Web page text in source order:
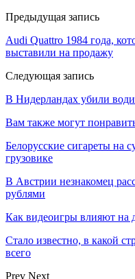
Предыдущая запись
Audi Quattro 1984 года,
выставили на продажу
Следующая запись
В Нидерландах убили
Вам также могут
Белорусские сигареты на
грузовике
В Австрии незнакомец
рублями
Как видеоигры влияют на
Стало известно, в какой
всего
Prev Next